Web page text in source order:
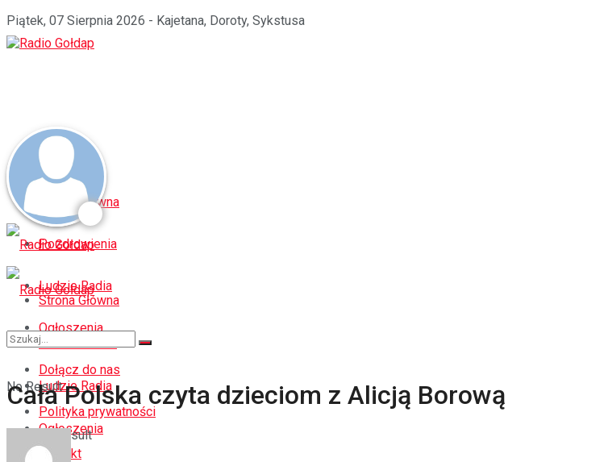
Piątek, 07 Sierpnia 2026 - Kajetana, Doroty, Sykstusa
Strona Główna
Pozdrowienia
Ludzie Radia
Ogłoszenia
Dołącz do nas
Polityka prywatności
Kontakt
Strona Główna
Pozdrowienia
Ludzie Radia
Ogłoszenia
No Result
View All Result
Cała Polska czyta dzieciom z Alicją Borową